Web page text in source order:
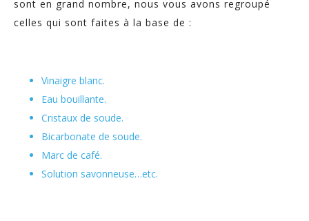
sont en grand nombre, nous vous avons regroupé
celles qui sont faites à la base de :
Vinaigre blanc.
Eau bouillante.
Cristaux de soude.
Bicarbonate de soude.
Marc de café.
Solution savonneuse…etc.